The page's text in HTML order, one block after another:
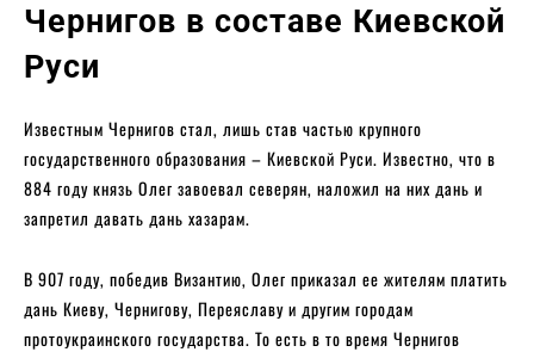
Чернигов в составе Киевской
Руси
Известным Чернигов стал, лишь став частью крупного
государственного образования – Киевской Руси. Известно, что в
884 году князь Олег завоевал северян, наложил на них дань и
запретил давать дань хазарам.
В 907 году, победив Византию, Олег приказал ее жителям платить
дань Киеву, Чернигову, Переяславу и другим городам
протоукраинского государства. То есть в то время Чернигов